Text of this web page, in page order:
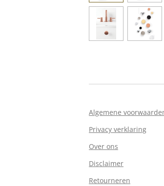
Algemene
Privacy verklaring
Over ons
Disclaimer
Retourneren